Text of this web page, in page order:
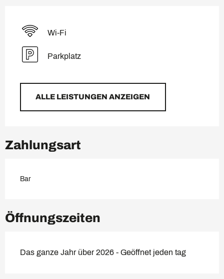
Wi-Fi
Parkplatz
ALLE LEISTUNGEN ANZEIGEN
Zahlungsart
Bar
Öffnungszeiten
Das ganze Jahr über 2026 - Geöffnet jeden tag